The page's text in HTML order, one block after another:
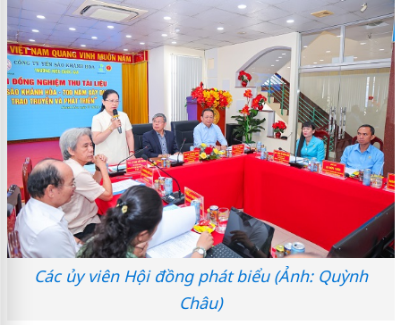
Các ủy viên Hội đồng phát biểu (Ảnh: Quỳnh
Châu)